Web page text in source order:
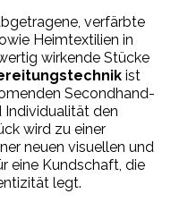
verfärbte
Heimtextilien in
wirkende Stücke
ist
Secondhand-
Individualität den
wird zu einer
neuen visuellen und
eine Kundschaft, die
legt.